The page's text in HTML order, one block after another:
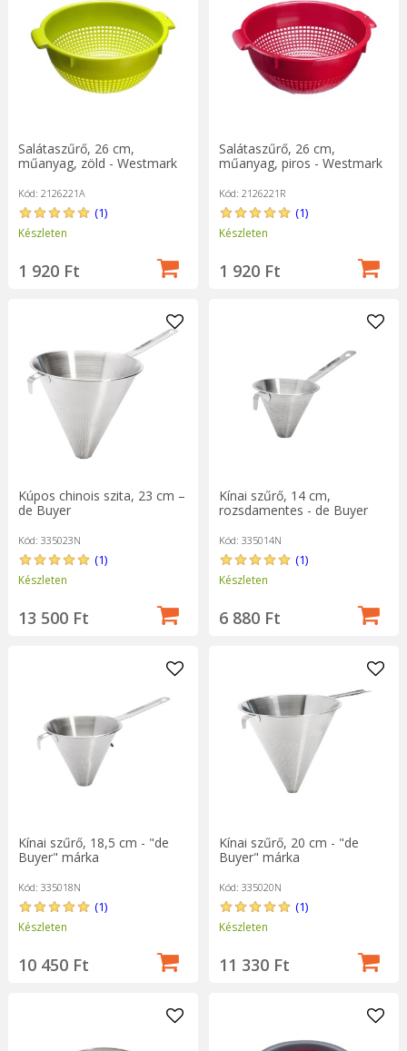
Salátaszűrő, 26 cm,
műanyag, zöld - Westmark
Kód: 2126221A
(1)
Készleten
1 920 Ft
Salátaszűrő, 26 cm,
műanyag, piros - Westmark
Kód: 2126221R
(1)
Készleten
1 920 Ft
Kúpos chinois szita, 23 cm –
de Buyer
Kód: 335023N
(1)
Készleten
13 500 Ft
Kínai szűrő, 14 cm,
rozsdamentes - de Buyer
Kód: 335014N
(1)
Készleten
6 880 Ft
Kínai szűrő, 18,5 cm - "de
Buyer" márka
Kód: 335018N
(1)
Készleten
10 450 Ft
Kínai szűrő, 20 cm - "de
Buyer" márka
Kód: 335020N
(1)
Készleten
11 330 Ft